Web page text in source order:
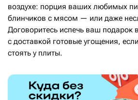
воздухе: порция ваших любимых
блинчиков с мясом — или даже
Договоритесь испечь ваш подарок
с доставкой готовые угощения,
стоять у плиты.